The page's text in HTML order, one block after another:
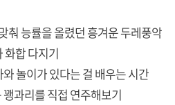
춰 능률을 올렸던 흥겨운 두레풍악
화합 다지기
놀이가 있다는 걸 배우는 시간
과리를 직접 연주해보기